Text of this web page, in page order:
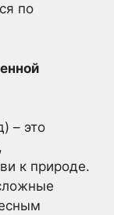
по
– это
к природе.